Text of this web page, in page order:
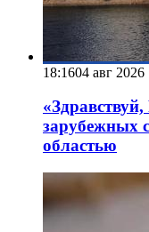
18:1604 авг 2026
зарубежных
областью